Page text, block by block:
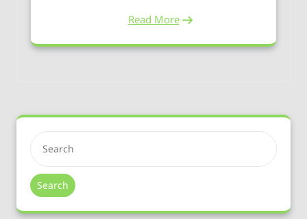
Read More
Search